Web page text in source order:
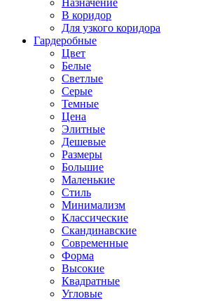
Назначение
В коридор
Для узкого коридора
Гардеробные
Цвет
Белые
Светлые
Серые
Темные
Цена
Элитные
Дешевые
Размеры
Большие
Маленькие
Стиль
Минимализм
Классические
Скандинавские
Современные
Форма
Высокие
Квадратные
Угловые